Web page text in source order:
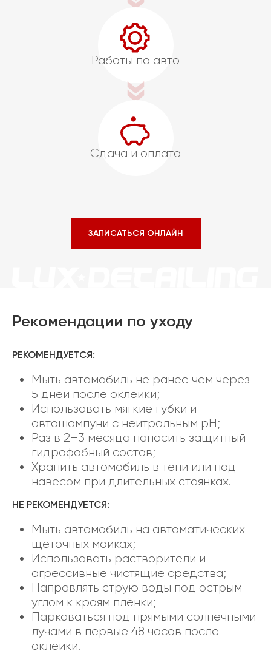
Работы по авто
Сдача и оплата
ЗАПИСАТЬСЯ ОНЛАЙН
Рекомендации по уходу
РЕКОМЕНДУЕТСЯ:
Мыть автомобиль не ранее чем через
5 дней после оклейки;
Использовать мягкие губки и
автошампуни с нейтральным pH;
Раз в 2–3 месяца наносить защитный
гидрофобный состав;
Хранить автомобиль в тени или под
навесом при длительных стоянках.
НЕ РЕКОМЕНДУЕТСЯ:
Мыть автомобиль на автоматических
щеточных мойках;
Использовать растворители и
агрессивные чистящие средства;
Направлять струю воды под острым
углом к краям плёнки;
Парковаться под прямыми солнечными
лучами в первые 48 часов после
оклейки.